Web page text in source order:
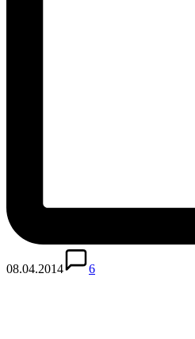
08.04.2014 6